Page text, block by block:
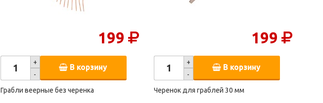
199
+
-
В корзину
Грабли веерные без черенка
199
+
-
В корзину
Черенок для граблей 30 мм